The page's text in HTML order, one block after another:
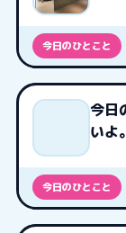
今日のひとこと
今日
いよ
今日のひとこと